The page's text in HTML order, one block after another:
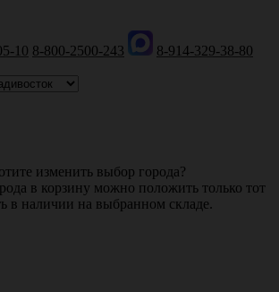
10 8-800-2500-243
8-914-329-38-80
изменить выбор города?
в корзину можно положить только тот
в наличии на выбранном складе.